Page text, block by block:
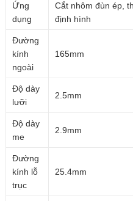
Ứng
dụng
Cắt nhôm đùn ép,
định hình
Đường
kính
ngoài
165mm
Độ dày
lưỡi
2.5mm
Độ dày
me
2.9mm
Đường
kính lỗ
trục
25.4mm